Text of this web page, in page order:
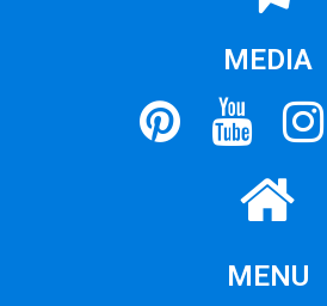
MEDIA
MENU